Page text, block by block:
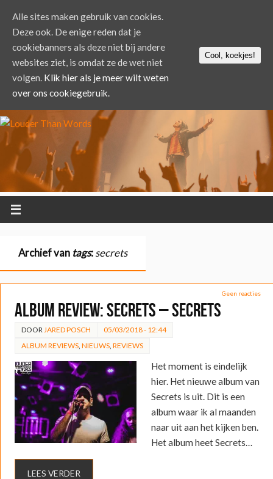
Archief van tags:secrets
Geen reacties
ALBUM REVIEW: Secrets – Secrets
DOOR JARED POSCH
05/03/2018 - 12:44
ALBUM REVIEWS, NIEUWS, REVIEWS
Het moment is eindelijk
hier. Het nieuwe album van
Secrets is uit. Dit is een
album waar ik al maanden
naar uit aan het kijken ben.
Het album heet Secrets…
LEES VERDER
Alle sites maken gebruik van cookies.
Deze ook. De enige reden dat je
cookiebanners als deze niet bij andere
websites ziet, is omdat ze de wet niet
volgen. Klik hier als je meer wilt weten
over ons cookiegebruik.
Cool, koekjes!